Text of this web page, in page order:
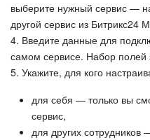
Автоматизация
Интеграция 1С и
Сотрудники
Бизнес-процессы
выберите нужный сервис —
другой сервис из Битрикс24
4. Введите данные для
самом сервисе. Набор полей
5. Укажите, для кого
для себя — только вы
сервис,
для других сотрудников